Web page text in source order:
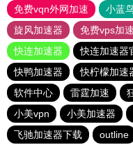
免费vqn外网加速
小蓝
旋风加速器
免费vps加
快连加速器
快连加速器
快鸭加速器
快柠檬加速
软件中心
雷霆加速
小美vpn
小美加速器
飞驰加速器下载
outline